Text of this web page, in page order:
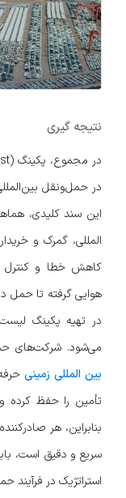
نتیجه گیری
در حمل‌ونقل
این سند کلیدی،
المللی، گمرک و
کاهش خطا و کنترل
هوایی گرفته تا حمل
در تهیه پکینگ
می‌شود. شرکت‌های
بین المللی زمینی
تأمین را حفظ کرده و
بنابراین، هر
سریع و دقیق است،
استراتژیک در فرآیند